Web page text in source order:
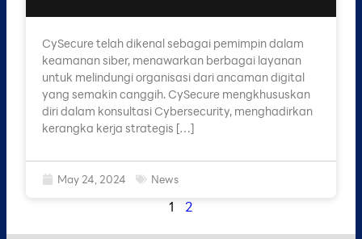
CySecure telah dikenal sebagai pemimpin dalam
keamanan siber, menawarkan berbagai layanan
untuk melindungi organisasi dari ancaman digital
yang semakin canggih. CySecure mengkhususkan
diri dalam konsultasi Cybersecurity, menghadirkan
kerangka kerja strategis […]
May 24, 2024 News
1 2